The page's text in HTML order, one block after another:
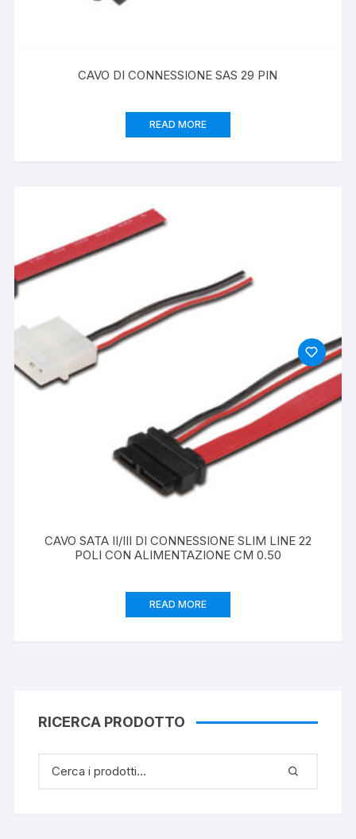
CAVO DI CONNESSIONE SAS 29 PIN
READ MORE
CAVO SATA II/III DI CONNESSIONE SLIM LINE 22
POLI CON ALIMENTAZIONE CM 0.50
READ MORE
RICERCA PRODOTTO